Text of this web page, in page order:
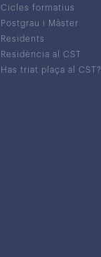
Cicles formatius
Postgrau i Màster
Residents
Residència al CST
Has triat plaça al CST?